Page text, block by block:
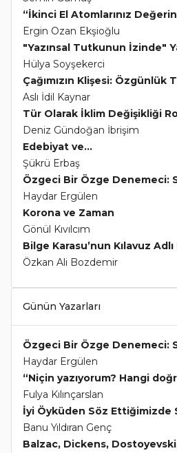
“İkinci El Atomlarınız
Ergin Ozan Ekşioğlu
"Yazınsal Tutkunun İzinde"
Hülya Soyşekerci
Çağımızın Klişesi: Özgünlük
Aslı İdil Kaynar
Tür Olarak İklim Değişikliği
Deniz Gündoğan İbrişim
Edebiyat ve...
Şükrü Erbaş
Özgeci Bir Özge Denemeci:
Haydar Ergülen
Korona ve Zaman
Gönül Kıvılcım
Bilge Karasu’nun Kılavuz
Özkan Ali Bozdemir
Günün Yazarları
Özgeci Bir Özge Denemeci:
Haydar Ergülen
“Niçin yazıyorum? Hangi
Fulya Kılınçarslan
İyi Öyküden Söz Ettiğimizde
Banu Yıldıran Genç
Balzac, Dickens,